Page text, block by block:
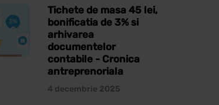
Tichete de masa 45 lei,
bonificatia de 3% si
arhivarea
documentelor
contabile - Cronica
antreprenoriala
4 decembrie 2025